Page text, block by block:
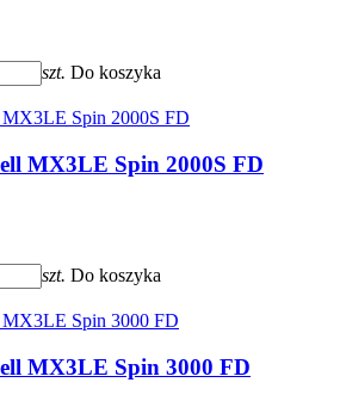
szt. Do koszyka
MX3LE Spin 2000S FD
szt. Do koszyka
MX3LE Spin 3000 FD